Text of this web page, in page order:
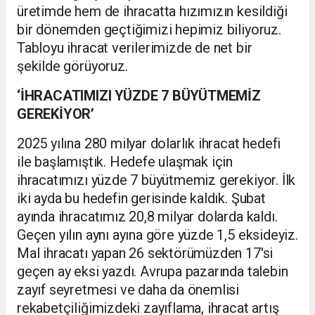
üretimde hem de ihracatta hızımızın kesildiği
bir dönemden geçtiğimizi hepimiz biliyoruz.
Tabloyu ihracat verilerimizde de net bir
şekilde görüyoruz.
‘İHRACATIMIZI YÜZDE 7 BÜYÜTMEMİZ
GEREKİYOR’
2025 yılına 280 milyar dolarlık ihracat hedefi
ile başlamıştık. Hedefe ulaşmak için
ihracatımızı yüzde 7 büyütmemiz gerekiyor. İlk
iki ayda bu hedefin gerisinde kaldık. Şubat
ayında ihracatımız 20,8 milyar dolarda kaldı.
Geçen yılın aynı ayına göre yüzde 1,5 eksideyiz.
Mal ihracatı yapan 26 sektörümüzden 17'si
geçen ay eksi yazdı. Avrupa pazarında talebin
zayıf seyretmesi ve daha da önemlisi
rekabetçiliğimizdeki zayıflama, ihracat artış